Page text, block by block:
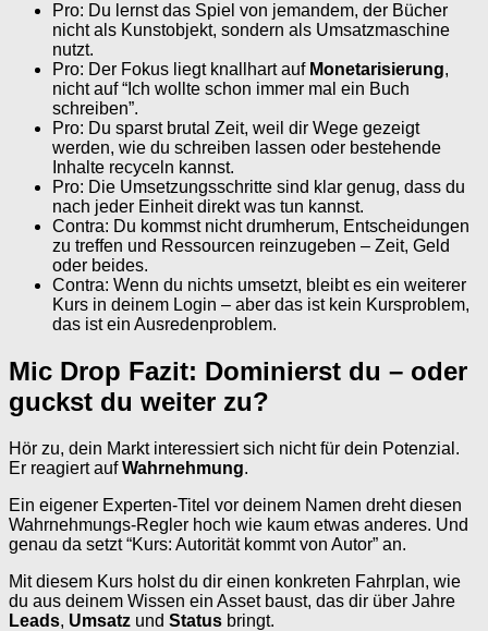
Pro: Du lernst das Spiel von jemandem, der Bücher
nicht als Kunstobjekt, sondern als Umsatzmaschine
nutzt.
Pro: Der Fokus liegt knallhart auf Monetarisierung,
nicht auf “Ich wollte schon immer mal ein Buch
schreiben”.
Pro: Du sparst brutal Zeit, weil dir Wege gezeigt
werden, wie du schreiben lassen oder bestehende
Inhalte recyceln kannst.
Pro: Die Umsetzungsschritte sind klar genug, dass du
nach jeder Einheit direkt was tun kannst.
Contra: Du kommst nicht drumherum, Entscheidungen
zu treffen und Ressourcen reinzugeben – Zeit, Geld
oder beides.
Contra: Wenn du nichts umsetzt, bleibt es ein weiterer
Kurs in deinem Login – aber das ist kein Kursproblem,
das ist ein Ausredenproblem.
Mic Drop Fazit: Dominierst du – oder
guckst du weiter zu?
Hör zu, dein Markt interessiert sich nicht für dein Potenzial.
Er reagiert aufWahrnehmung.
Ein eigener Experten-Titel vor deinem Namen dreht diesen
Wahrnehmungs-Regler hoch wie kaum etwas anderes. Und
genau da setzt “Kurs: Autorität kommt von Autor” an.
Mit diesem Kurs holst du dir einen konkreten Fahrplan, wie
du aus deinem Wissen ein Asset baust, das dir über Jahre
Leads, Umsatz und Status bringt.